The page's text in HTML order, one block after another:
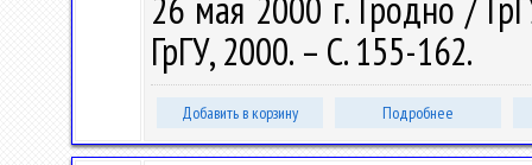
ГрГУ, 2000. – С. 155-162.
Добавить в корзину Подробнее